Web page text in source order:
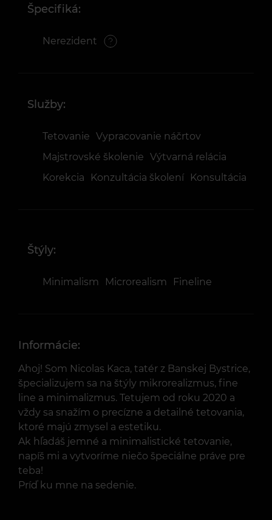
Špecifiká:
Nerezident
Služby:
Tetovanie Vypracovanie náčrtov
Majstrovské školenie Výtvarná relácia
Korekcia
Konzultácia školení Konsultácia
Štýly:
Minimalism Microrealism Fineline
Informácie:
Ahoj! Som Nicolas Kaca, tatér z Banskej Bystrice,
špecializujem sa na štýly mikrorealizmus, fine
line a minimalizmus. Tetujem od roku 2020 a
vždy sa snažím o precízne a detailné tetovania,
ktoré majú zmysel a estetiku.
Ak hľadáš jemné a minimalistické tetovanie,
napíš mi a vytvoríme niečo špeciálne práve pre
teba!
Príď ku mne na sedenie.